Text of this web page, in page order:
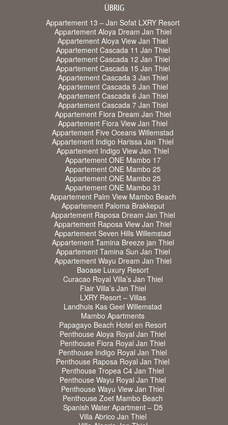
ÜBRIG
Appartement 13 – Jan Sofat LXRY Resort
Appartement Aloya Dream Jan Thiel
Appartement Aloya View Jan Thiel
Appartement Cascada 11 Jan Thiel
Appartement Cascada 12 Jan Thiel
Appartement Cascada 15 Jan Thiel
Appartement Cascada 3 Jan Thiel
Appartement Cascada 5 Jan Thiel
Appartement Cascada 6 Jan Thiel
Appartement Cascada 7 Jan Thiel
Appartement Fiora Dream Jan Thiel
Appartement Fiora View Jan Thiel
Appartement Five Oceans Willemstad
Appartement Indigo Harissa Jan Thiel
Appartement Indigo View Jan Thiel
Appartement ONE Mambo 17
Appartement ONE Mambo 25
Appartement ONE Mambo 25
Appartement ONE Mambo 31
Appartement Palm View Mambo Beach
Appartement Paloma Brakkeput
Appartement Raposa Dream Jan Thiel
Appartement Raposa View Jan Thiel
Appartement Seven Hills Willemstad
Appartement Tamina Breeze jan Thiel
Appartement Tamina Sun Jan Thiel
Appartement Wayu Dream Jan Thiel
Baoase Luxury Resort
Curacao Royal Villa’s Jan Thiel
Flair Villa’s Jan Thiel
LXRY Resort – Villas
Landhuis Kas Geel Willemstad
Mambo Apartments
Papagayo Beach Hotel en Resort
Penthouse Aloya Royal Jan Thiel
Penthouse Fiora Royal Jan Thiel
Penthouse Indigo Royal Jan Thiel
Penthouse Raposa Royal Jan Thiel
Penthouse Tropea C4 Jan Thiel
Penthouse Wayu Royal Jan Thiel
Penthouse Wayu View Jan Thiel
Penthouse Zoet Mambo Beach
Spanish Water Apartment – D5
Villa Abrico Jan Thiel